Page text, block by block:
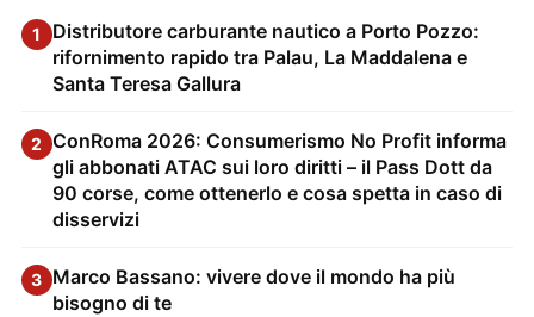
1
Distributore carburante nautico a Porto Pozzo:
rifornimento rapido tra Palau, La Maddalena e
Santa Teresa Gallura
2 ConRoma 2026: Consumerismo No Profit informa
gli abbonati ATAC sui loro diritti – il Pass Dott da
90 corse, come ottenerlo e cosa spetta in caso di
disservizi
3 Marco Bassano: vivere dove il mondo ha più
bisogno di te